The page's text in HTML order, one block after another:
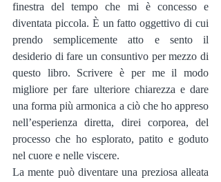
finestra del tempo che mi è concesso e
diventata piccola. È un fatto oggettivo di cui
prendo semplicemente atto e sento il
desiderio di fare un consuntivo per mezzo di
questo libro. Scrivere è per me il modo
migliore per fare ulteriore chiarezza e dare
una forma più armonica a ciò che ho appreso
nell’esperienza diretta, direi corporea, del
processo che ho esplorato, patito e goduto
nel cuore e nelle viscere.
La mente può diventare una preziosa alleata